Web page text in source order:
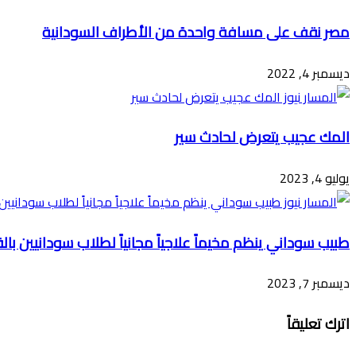
مصر نقف على مسافة واحدة من الأطراف السودانية
ديسمبر 4, 2022
المك عجيب يتعرض لحادث سير
يوليو 4, 2023
طبيب سوداني ينظم مخيماً علاجياً مجانياً لطلاب سودانيين
ديسمبر 7, 2023
اترك تعليقاً